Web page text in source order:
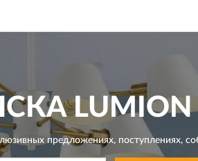
LUMION
предложениях,поступлениях,